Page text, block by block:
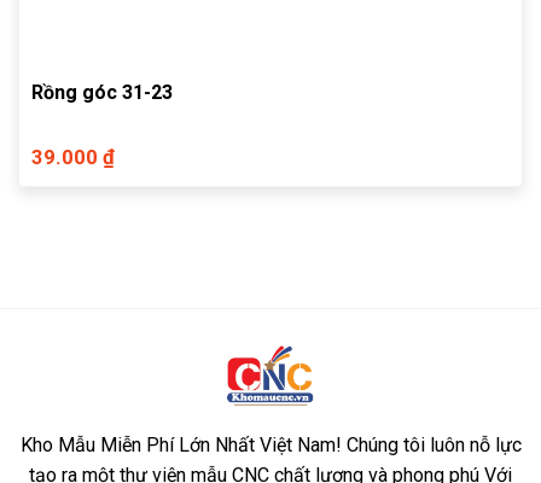
Rồng góc 31-23
39.000 ₫
Kho Mẫu Miễn Phí Lớn Nhất Việt Nam! Chúng tôi luôn nỗ lực
tạo ra một thư viện mẫu CNC chất lượng và phong phú Với